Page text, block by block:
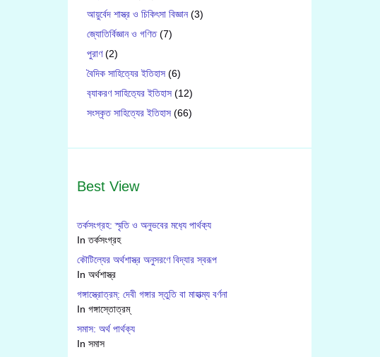
আয়ুর্বেদ শাস্ত্র ও চিকিৎসা বিজ্ঞান(3)
জ্যোতির্বিজ্ঞান ও গণিত(7)
পুরাণ(2)
বৈদিক সাহিত্যের ইতিহাস (6)
ব‍্যাকরণ সাহিত‍্যের ইতিহাস (12)
সংস্কৃত সাহিত্যের ইতিহাস (66)
Best View
তর্কসংগ্রহ: স্মৃতি ও অনুভবের মধ‍্যে পার্থক‍্য
In তর্কসংগ্রহ
কৌটিল্যের অর্থশাস্ত্র অনুসরণে বিদ্যার স্বরূপ
In অর্থশাস্ত্র
গঙ্গাস্ত্রোত্রম্: দেবী গঙ্গার স্তুতি বা মাহাত্ম্য বর্ণনা
In গঙ্গাস্তোত্রম্
সমাস: অর্থ পার্থক্য
In সমাস